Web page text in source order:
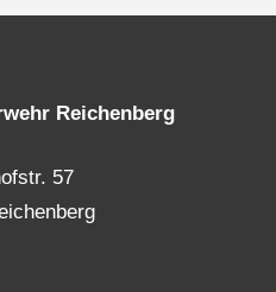
Reichenberg
57